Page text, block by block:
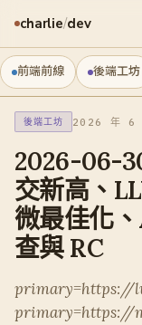
charlie/dev
前端前線 後端工坊
後端工坊 2026 年 6
2026-06-
交新高、
微最佳化
查與 RC
primary=https://
primary=https://